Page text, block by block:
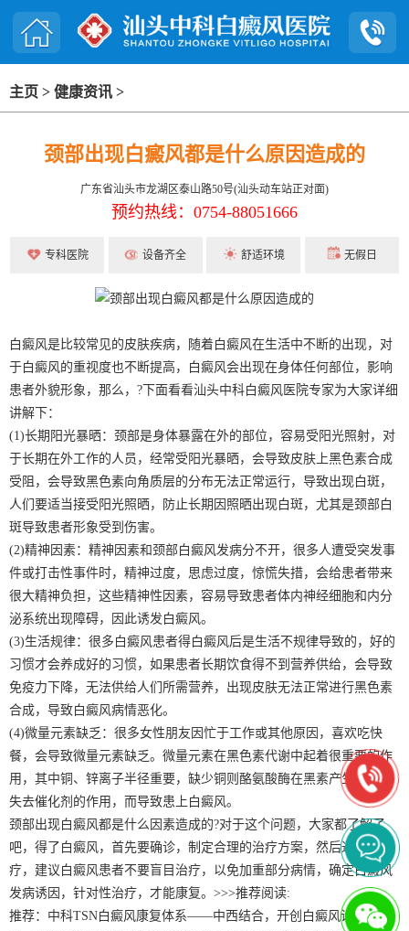
主页 > 健康资讯 >
颈部出现白癜风都是什么原因造成的
广东省汕头市龙湖区泰山路50号(汕头动车站正对面)
预约热线：0754-88051666
专科医院 设备齐全 舒适环境 无假日
白癜风是比较常见的皮肤疾病，随着白癜风在生活中不断的出现，对
于白癜风的重视度也不断提高，白癜风会出现在身体任何部位，影响
患者外貌形象，那么，?下面看看汕头中科白癜风医院专家为大家详细
讲解下：
(1)长期阳光暴晒：颈部是身体暴露在外的部位，容易受阳光照射，对
于长期在外工作的人员，经常受阳光暴晒，会导致皮肤上黑色素合成
受阻，会导致黑色素向角质层的分布无法正常运行，导致出现白斑，
人们要适当接受阳光照晒，防止长期因照晒出现白斑，尤其是颈部白
斑导致患者形象受到伤害。
(2)精神因素：精神因素和颈部白癜风发病分不开，很多人遭受突发事
件或打击性事件时，精神过度，思虑过度，惊慌失措，会给患者带来
很大精神负担，这些精神性因素，容易导致患者体内神经细胞和内分
泌系统出现障碍，因此诱发白癜风。
(3)生活规律：很多白癜风患者得白癜风后是生活不规律导致的，好的
习惯才会养成好的习惯，如果患者长期饮食得不到营养供给，会导致
免疫力下降，无法供给人们所需营养，出现皮肤无法正常进行黑色素
合成，导致白癜风病情恶化。
(4)微量元素缺乏：很多女性朋友因忙于工作或其他原因，喜欢吃快
餐，会导致微量元素缺乏。微量元素在黑色素代谢中起着很重要的作
用，其中铜、锌离子半径重要，缺少铜则酪氨酸酶在黑素产生过程中
失去催化剂的作用，而导致患上白癜风。
颈部出现白癜风都是什么因素造成的?对于这个问题，大家都了解了
吧，得了白癜风，首先要确诊，制定合理的治疗方案，然后进行治
疗，建议白癜风患者不要盲目治疗，以免加重部分病情，确定白癜风
发病诱因，针对性治疗，才能康复。>>>推荐阅读:
推荐：中科TSN白癜风康复体系——中西结合，开创白癜风诊疗新纪